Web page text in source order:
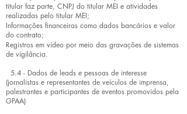
titular faz parte, CNPJ do titular MEI e atividades
realizadas pelo titular MEI;
Informações financeiras como dados bancários e valor
do contrato;
Registros em vídeo por meio das gravações de sistemas
de vigilância.
5.4 - Dados de leads e pessoas de interesse
(jornalistas e representantes de veículos de imprensa,
palestrantes e participantes de eventos promovidos pela
GPAA)